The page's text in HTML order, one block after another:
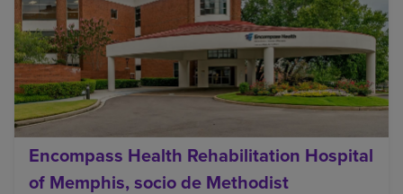
Encompass Health Rehabilitation Hospital
of Memphis, socio de Methodist